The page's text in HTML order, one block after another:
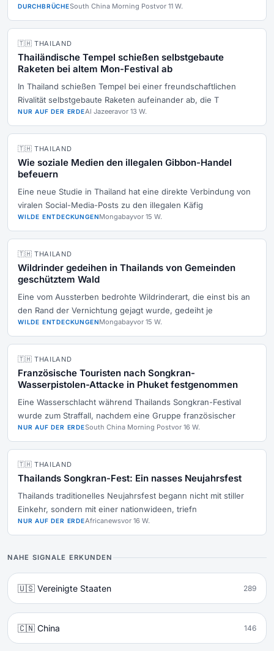
DURCHBRÜCHESouth China Morning Postvor 11 W.
🇹🇭 THAILAND
Thailändische Tempel schießen selbstgebaute
Raketen bei altem Mon-Festival ab
In Thailand schießen Tempel bei einer freundschaftlichen
Rivalität selbstgebaute Raketen aufeinander ab, die T
NUR AUF DER ERDEAl Jazeeravor 13 W.
🇹🇭 THAILAND
Wie soziale Medien den illegalen Gibbon-Handel
befeuern
Eine neue Studie in Thailand hat eine direkte Verbindung von
viralen Social-Media-Posts zu den illegalen Käfig
WILDE ENTDECKUNGENMongabayvor 15 W.
🇹🇭 THAILAND
Wildrinder gedeihen in Thailands von Gemeinden
geschütztem Wald
Eine vom Aussterben bedrohte Wildrinderart, die einst bis an
den Rand der Vernichtung gejagt wurde, gedeiht je
WILDE ENTDECKUNGENMongabayvor 15 W.
🇹🇭 THAILAND
Französische Touristen nach Songkran-
Wasserpistolen-Attacke in Phuket festgenommen
Eine Wasserschlacht während Thailands Songkran-Festival
wurde zum Straffall, nachdem eine Gruppe französischer
NUR AUF DER ERDESouth China Morning Postvor 16 W.
🇹🇭 THAILAND
Thailands Songkran-Fest: Ein nasses Neujahrsfest
Thailands traditionelles Neujahrsfest begann nicht mit stiller
Einkehr, sondern mit einer nationwideen, triefn
NUR AUF DER ERDEAfricanewsvor 16 W.
NAHE SIGNALE ERKUNDEN
🇺🇸 Vereinigte Staaten 289
🇨🇳 China 146